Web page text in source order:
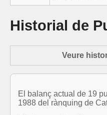
Historial de
Veure
El balanç actual de 19
1988 del rànquing de